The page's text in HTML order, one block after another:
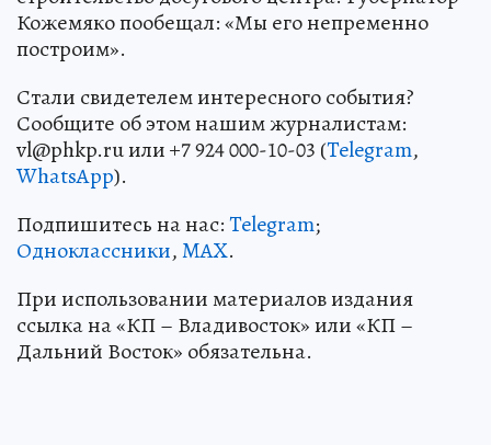
Кожемяко пообещал: «Мы его непременно
построим».
Стали свидетелем интересного события?
Сообщите об этом нашим журналистам:
vl@phkp.ru или +7 924 000-10-03 (Telegram,
WhatsApp).
Подпишитесь на нас:Telegram;
Одноклассники,MAX.
При использовании материалов издания
ссылка на «КП – Владивосток» или «КП –
Дальний Восток» обязательна.